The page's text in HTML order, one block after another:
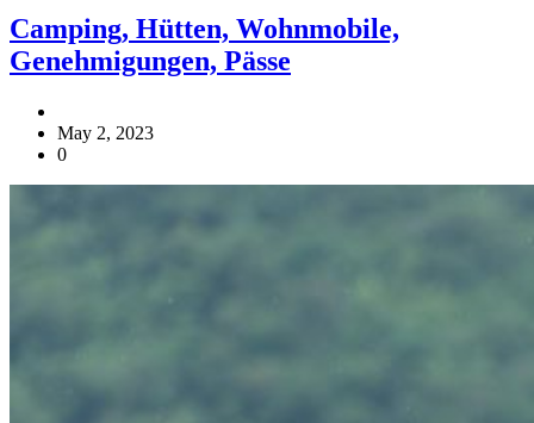
Camping, Hütten, Wohnmobile,
Genehmigungen, Pässe
May 2, 2023
0